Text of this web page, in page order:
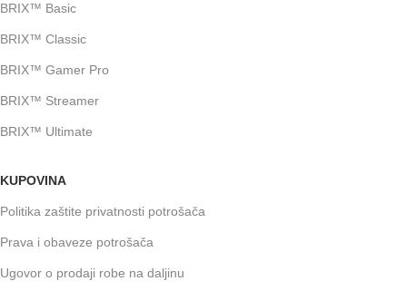
BRIX™ Basic
BRIX™ Classic
BRIX™ Gamer Pro
BRIX™ Streamer
BRIX™ Ultimate
KUPOVINA
Politika zaštite privatnosti potrošača
Prava i obaveze potrošača
Ugovor o prodaji robe na daljinu